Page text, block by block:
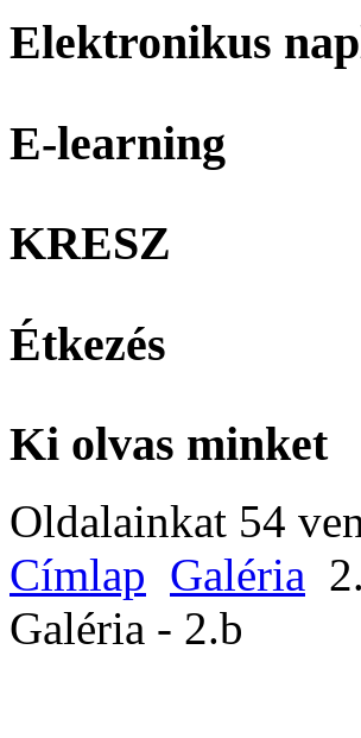
Elektronikus
E-learning
KRESZ
Étkezés
Ki olvas minket
Oldalainkat 54
Címlap Galéria
Galéria - 2.b